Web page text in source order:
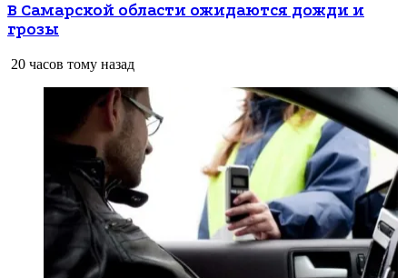
В Самарской области ожидаются дожди и
грозы
20 часов тому назад